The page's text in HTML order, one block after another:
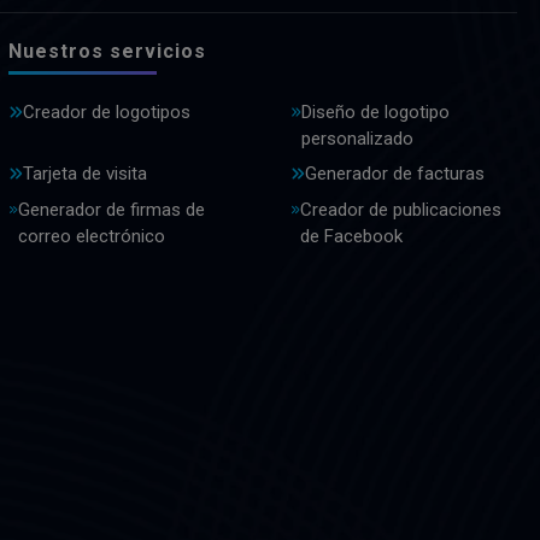
Nuestros servicios
Creador de logotipos
Diseño de logotipo
personalizado
Tarjeta de visita
Generador de facturas
Generador de firmas de
correo electrónico
Creador de publicaciones
de Facebook